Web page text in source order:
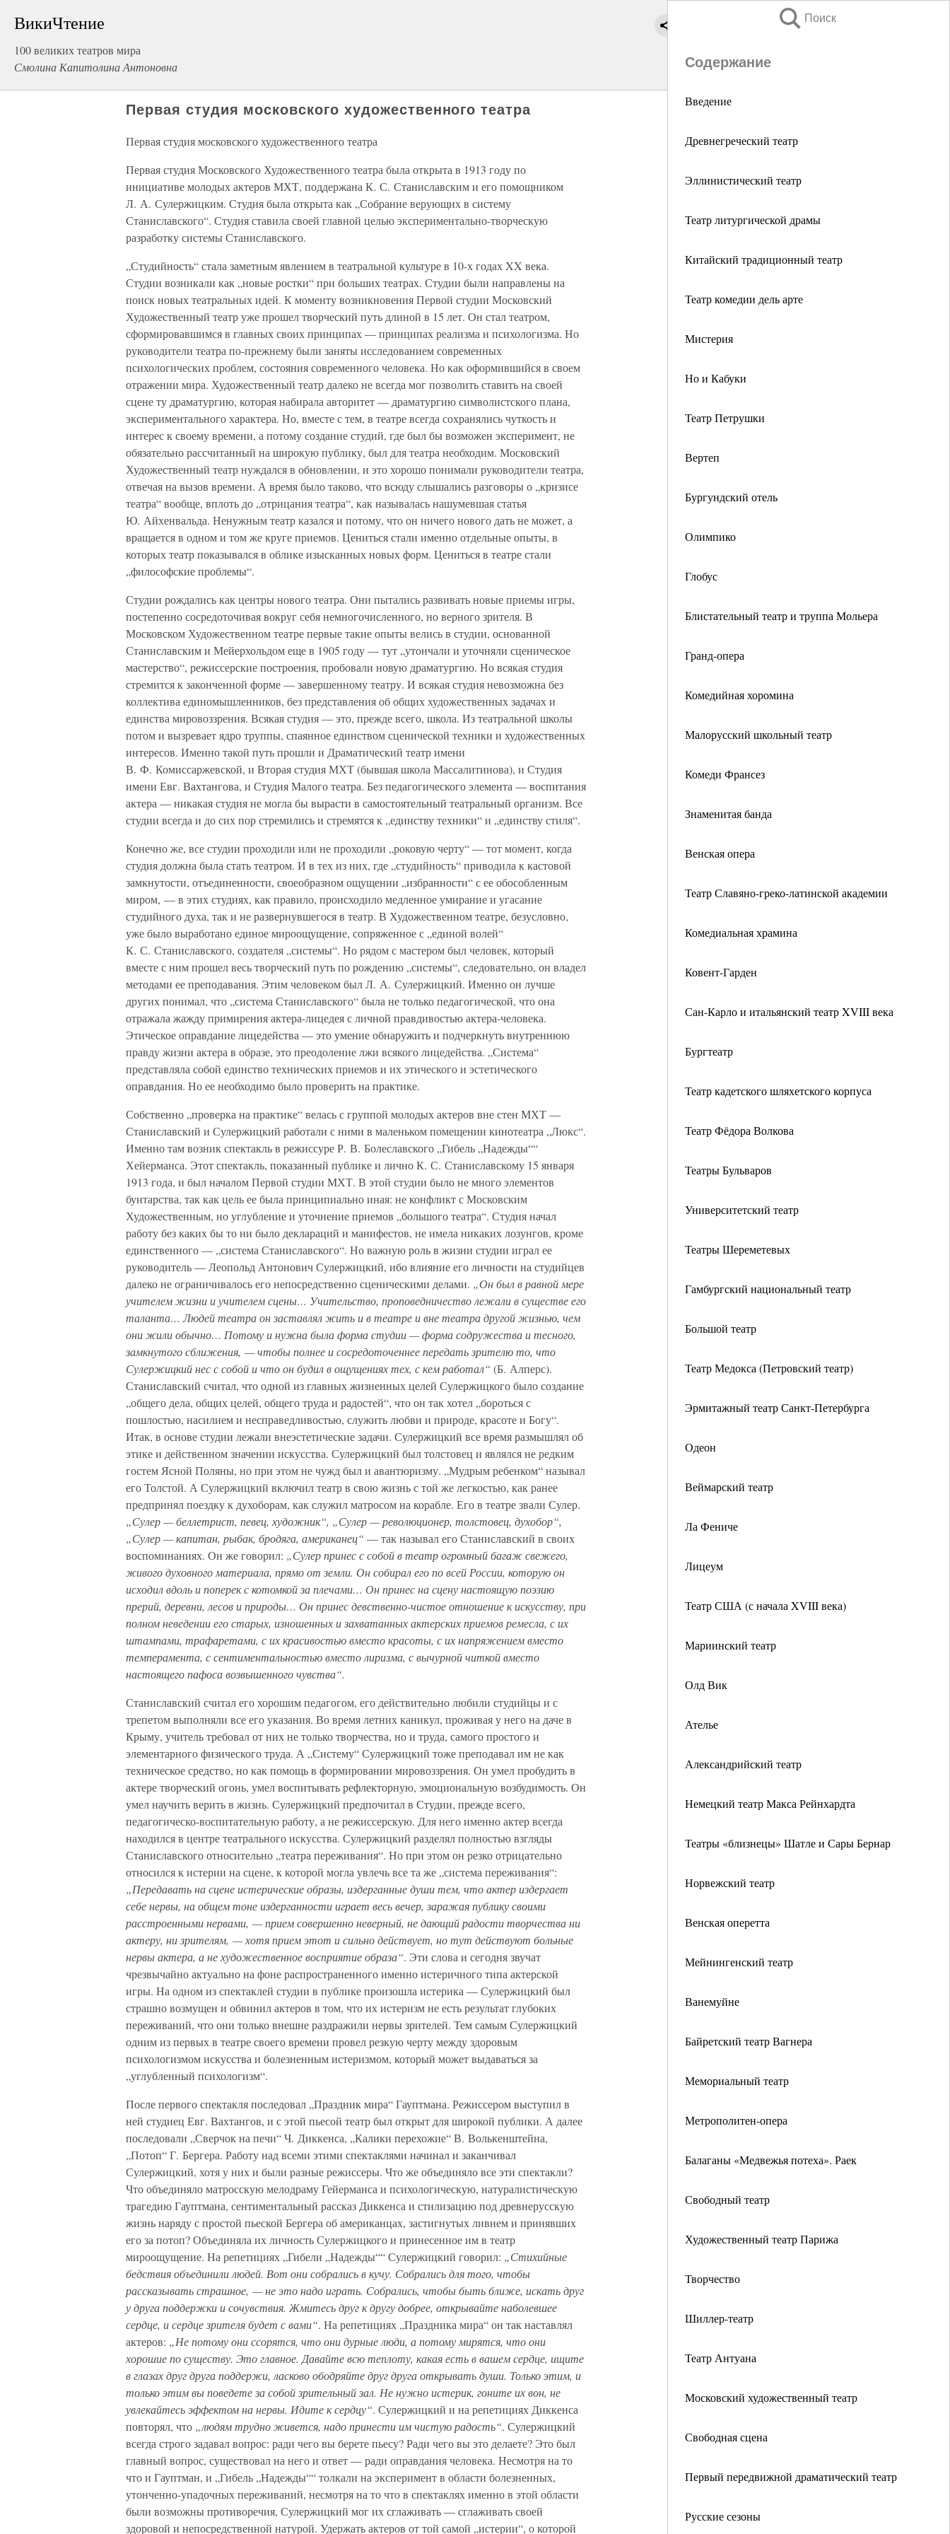
ВикиЧтение
100 великих театров мира
Смолина Капитолина Антоновна
Поиск
Содержание
Введение
Древнегреческий театр
Эллинистический театр
Театр литургической драмы
Китайский традиционный театр
Театр комедии дель арте
Мистерия
Но и Кабуки
Театр Петрушки
Вертеп
Бургундский отель
Олимпико
Глобус
Блистательный театр и труппа Мольера
Гранд-опера
Комедийная хоромина
Малорусский школьный театр
Комеди Франсез
Знаменитая банда
Венская опера
Театр Славяно-греко-латинской академии
Комедиальная храмина
Ковент-Гарден
Сан-Карло и итальянский театр XVIII века
Бургтеатр
Театр кадетского шляхетского корпуса
Театр Фёдора Волкова
Театры Бульваров
Университетский театр
Театры Шереметевых
Гамбургский национальный театр
Большой театр
Театр Медокса (Петровский театр)
Эрмитажный театр Санкт-Петербурга
Одеон
Веймарский театр
Ла Фениче
Лицеум
Театр США (с начала XVIII века)
Мариинский театр
Олд Вик
Ателье
Александрийский театр
Немецкий театр Макса Рейнхардта
Театры «близнецы» Шатле и Сары Бернар
Норвежский театр
Венская оперетта
Мейнингенский театр
Ванемуйне
Байретский театр Вагнера
Мемориальный театр
Метрополитен-опера
Балаганы «Медвежья потеха». Раек
Свободный театр
Художественный театр Парижа
Творчество
Шиллер-театр
Театр Антуана
Московский художественный театр
Свободная сцена
Первый передвижной драматический театр
Русские сезоны
Первая студия московского художественного театра
Первая студия московского художественного театра
Первая студия Московского Художественного театра была открыта в 1913 году по
инициативе молодых актеров МХТ, поддержана К. С. Станиславским и его помощником
Л. А. Сулержицким. Студия была открыта как „Собрание верующих в систему
Станиславского“. Студия ставила своей главной целью экспериментально-творческую
разработку системы Станиславского.
„Студийность“ стала заметным явлением в театральной культуре в 10-х годах XX века.
Студии возникали как „новые ростки“ при больших театрах. Студии были направлены на
поиск новых театральных идей. К моменту возникновения Первой студии Московский
Художественный театр уже прошел творческий путь длиной в 15 лет. Он стал театром,
сформировавшимся в главных своих принципах — принципах реализма и психологизма. Но
руководители театра по-прежнему были заняты исследованием современных
психологических проблем, состояния современного человека. Но как оформившийся в своем
отражении мира. Художественный театр далеко не всегда мог позволить ставить на своей
сцене ту драматургию, которая набирала авторитет — драматургию символистского плана,
экспериментального характера. Но, вместе с тем, в театре всегда сохранялись чуткость и
интерес к своему времени, а потому создание студий, где был бы возможен эксперимент, не
обязательно рассчитанный на широкую публику, был для театра необходим. Московский
Художественный театр нуждался в обновлении, и это хорошо понимали руководители театра,
отвечая на вызов времени. А время было таково, что всюду слышались разговоры о „кризисе
театра“ вообще, вплоть до „отрицания театра“, как называлась нашумевшая статья
Ю. Айхенвальда. Ненужным театр казался и потому, что он ничего нового дать не может, а
вращается в одном и том же круге приемов. Цениться стали именно отдельные опыты, в
которых театр показывался в облике изысканных новых форм. Цениться в театре стали
„философские проблемы“.
Студии рождались как центры нового театра. Они пытались развивать новые приемы игры,
постепенно сосредоточивая вокруг себя немногочисленного, но верного зрителя. В
Московском Художественном театре первые такие опыты велись в студии, основанной
Станиславским и Мейерхольдом еще в 1905 году — тут „утончали и уточняли сценическое
мастерство“, режиссерские построения, пробовали новую драматургию. Но всякая студия
стремится к законченной форме — завершенному театру. И всякая студия невозможна без
коллектива единомышленников, без представления об общих художественных задачах и
единства мировоззрения. Всякая студия — это, прежде всего, школа. Из театральной школы
потом и вызревает ядро труппы, спаянное единством сценической техники и художественных
интересов. Именно такой путь прошли и Драматический театр имени
В. Ф. Комиссаржевской, и Вторая студия МХТ (бывшая школа Массалитинова), и Студия
имени Евг. Вахтангова, и Студия Малого театра. Без педагогического элемента — воспитания
актера — никакая студия не могла бы вырасти в самостоятельный театральный организм. Все
студии всегда и до сих пор стремились и стремятся к „единству техники“ и „единству стиля“.
Конечно же, все студии проходили или не проходили „роковую черту“ — тот момент, когда
студия должна была стать театром. И в тех из них, где „студийность“ приводила к кастовой
замкнутости, отъединенности, своеобразном ощущении „избранности“ с ее обособленным
миром, — в этих студиях, как правило, происходило медленное умирание и угасание
студийного духа, так и не развернувшегося в театр. В Художественном театре, безусловно,
уже было выработано единое мироощущение, сопряженное с „единой волей“
К. С. Станиславского, создателя „системы“. Но рядом с мастером был человек, который
вместе с ним прошел весь творческий путь по рождению „системы“, следовательно, он владел
методами ее преподавания. Этим человеком был Л. А. Сулержицкий. Именно он лучше
других понимал, что „система Станиславского“ была не только педагогической, что она
отражала жажду примирения актера-лицедея с личной правдивостью актера-человека.
Этическое оправдание лицедейства — это умение обнаружить и подчеркнуть внутреннюю
правду жизни актера в образе, это преодоление лжи всякого лицедейства. „Система“
представляла собой единство технических приемов и их этического и эстетического
оправдания. Но ее необходимо было проверить на практике.
Собственно „проверка на практике“ велась с группой молодых актеров вне стен МХТ —
Станиславский и Сулержицкий работали с ними в маленьком помещении кинотеатра „Люкс“.
Именно там возник спектакль в режиссуре Р. В. Болеславского „Гибель „Надежды““
Хейерманса. Этот спектакль, показанный публике и лично К. С. Станиславскому 15 января
1913 года, и был началом Первой студии МХТ. В этой студии было не много элементов
бунтарства, так как цель ее была принципиально иная: не конфликт с Московским
Художественным, но углубление и уточнение приемов „большого театра“. Студия начал
работу без каких бы то ни было деклараций и манифестов, не имела никаких лозунгов, кроме
единственного — „система Станиславского“. Но важную роль в жизни студии играл ее
руководитель — Леопольд Антонович Сулержицкий, ибо влияние его личности на студийцев
далеко не ограничивалось его непосредственно сценическими делами. „Он был в равной мере
учителем жизни и учителем сцены… Учительство, проповедничество лежали в существе его
таланта… Людей театра он заставлял жить и в театре и вне театра другой жизнью, чем
они жили обычно… Потому и нужна была форма студии — форма содружества и тесного,
замкнутого сближения, — чтобы полнее и сосредоточеннее передать зрителю то, что
Сулержицкий нес с собой и что он будил в ощущениях тех, с кем работал“ (Б. Алперс).
Станиславский считал, что одной из главных жизненных целей Сулержицкого было создание
„общего дела, общих целей, общего труда и радостей“, что он так хотел „бороться с
пошлостью, насилием и несправедливостью, служить любви и природе, красоте и Богу“.
Итак, в основе студии лежали внеэстетические задачи. Сулержицкий все время размышлял об
этике и действенном значении искусства. Сулержицкий был толстовец и являлся не редким
гостем Ясной Поляны, но при этом не чужд был и авантюризму. „Мудрым ребенком“ называл
его Толстой. А Сулержицкий включил театр в свою жизнь с той же легкостью, как ранее
предпринял поездку к духоборам, как служил матросом на корабле. Его в театре звали Сулер.
„Сулер — беллетрист, певец, художник“, „Сулер — революционер, толстовец, духобор“,
„Сулер — капитан, рыбак, бродяга, американец“ — так называл его Станиславский в своих
воспоминаниях. Он же говорил: „Сулер принес с собой в театр огромный багаж свежего,
живого духовного материала, прямо от земли. Он собирал его по всей России, которую он
исходил вдоль и поперек с котомкой за плечами… Он принес на сцену настоящую поэзию
прерий, деревни, лесов и природы… Он принес девственно-чистое отношение к искусству, при
полном неведении его старых, изношенных и захватанных актерских приемов ремесла, с их
штампами, трафаретами, с их красивостью вместо красоты, с их напряжением вместо
темперамента, с сентиментальностью вместо лиризма, с вычурной читкой вместо
настоящего пафоса возвышенного чувства“.
Станиславский считал его хорошим педагогом, его действительно любили студийцы и с
трепетом выполняли все его указания. Во время летних каникул, проживая у него на даче в
Крыму, учитель требовал от них не только творчества, но и труда, самого простого и
элементарного физического труда. А „Систему“ Сулержицкий тоже преподавал им не как
техническое средство, но как помощь в формировании мировоззрения. Он умел пробудить в
актере творческий огонь, умел воспитывать рефлекторную, эмоциональную возбудимость. Он
умел научить верить в жизнь. Сулержицкий предпочитал в Студии, прежде всего,
педагогическо-воспитательную работу, а не режиссерскую. Для него именно актер всегда
находился в центре театрального искусства. Сулержицкий разделял полностью взгляды
Станиславского относительно „театра переживания“. Но при этом он резко отрицательно
относился к истерии на сцене, к которой могла увлечь все та же „система переживания“:
„Передавать на сцене истерические образы, издерганные души тем, что актер издергает
себе нервы, на общем тоне издерганности играет весь вечер, заражая публику своими
расстроенными нервами, — прием совершенно неверный, не дающий радости творчества ни
актеру, ни зрителям, — хотя прием этот и сильно действует, но тут действуют больные
нервы актера, а не художественное восприятие образа“. Эти слова и сегодня звучат
чрезвычайно актуально на фоне распространенного именно истеричного типа актерской
игры. На одном из спектаклей студии в публике произошла истерика — Сулержицкий был
страшно возмущен и обвинил актеров в том, что их истеризм не есть результат глубоких
переживаний, что они только внешне раздражили нервы зрителей. Тем самым Сулержицкий
одним из первых в театре своего времени провел резкую черту между здоровым
психологизмом искусства и болезненным истеризмом, который может выдаваться за
„углубленный психологизм“.
После первого спектакля последовал „Праздник мира“ Гауптмана. Режиссером выступил в
ней студиец Евг. Вахтангов, и с этой пьесой театр был открыт для широкой публики. А далее
последовали „Сверчок на печи“ Ч. Диккенса, „Калики перехожие“ В. Волькенштейна,
„Потоп“ Г. Бергера. Работу над всеми этими спектаклями начинал и заканчивал
Сулержицкий, хотя у них и были разные режиссеры. Что же объединяло все эти спектакли?
Что объединяло матросскую мелодраму Гейерманса и психологическую, натуралистическую
трагедию Гауптмана, сентиментальный рассказ Диккенса и стилизацию под древнерусскую
жизнь наряду с простой пьеской Бергера об американцах, застигнутых ливнем и принявших
его за потоп? Объединяла их личность Сулержицкого и принесенное им в театр
мироощущение. На репетициях „Гибели „Надежды““ Сулержицкий говорил: „Стихийные
бедствия объединили людей. Вот они собрались в кучу. Собрались для того, чтобы
рассказывать страшное, — не это надо играть. Собрались, чтобы быть ближе, искать друг
у друга поддержки и сочувствия. Жмитесь друг к другу добрее, открывайте наболевшее
сердце, и сердце зрителя будет с вами“. На репетициях „Праздника мира“ он так наставлял
актеров: „Не потому они ссорятся, что они дурные люди, а потому мирятся, что они
хорошие по существу. Это главное. Давайте всю теплоту, какая есть в вашем сердце, ищите
в глазах друг друга поддержи, ласково ободряйте друг друга открывать души. Только этим, и
только этим вы поведете за собой зрительный зал. Не нужно истерик, гоните их вон, не
увлекайтесь эффектом на нервы. Идите к сердцу“. Сулержицкий и на репетициях Диккенса
повторял, что „людям трудно живется, надо принести им чистую радость“. Сулержицкий
всегда строго задавал вопрос: ради чего вы берете пьесу? Ради чего вы это делаете? Это был
главный вопрос, существовал на него и ответ — ради оправдания человека. Несмотря на то
что и Гауптман, и „Гибель „Надежды““ толкали на эксперимент в области болезненных,
утонченно-упадочных переживаний, несмотря на то что в спектаклях именно в этой области
были возможны противоречия, Сулержицкий мог их сглаживать — сглаживать своей
здоровой и непосредственной натурой. Удержать актеров от той самой „истерии“, о которой